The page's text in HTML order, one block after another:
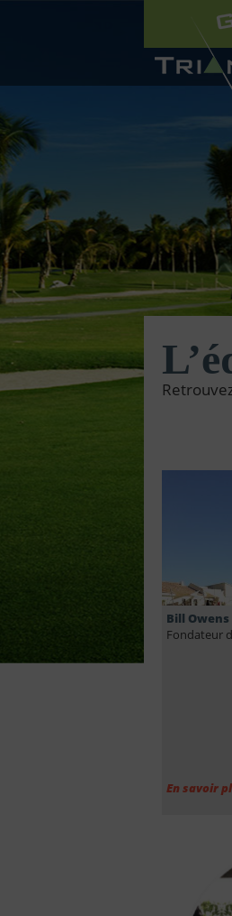
Bill Owens
Fondateur
En savoir